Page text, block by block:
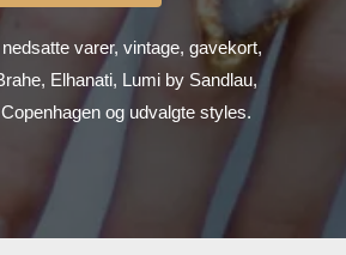
varer, vintage, gavekort,
Elhanati, Lumi by Sandlau,
og udvalgte styles.